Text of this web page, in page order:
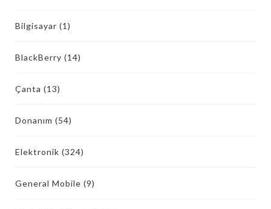
Bilgisayar (1)
BlackBerry (14)
Çanta (13)
Donanım (54)
Elektronik (324)
General Mobile (9)